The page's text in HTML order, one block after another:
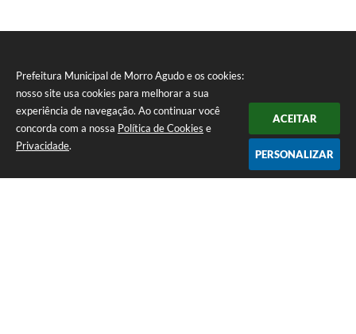
Prefeitura Municipal de Morro Agudo e os cookies:
nosso site usa cookies para melhorar a sua
experiência de navegação. Ao continuar você
concorda com a nossa Política de Cookies e
Privacidade.
ACEITAR
PERSONALIZAR